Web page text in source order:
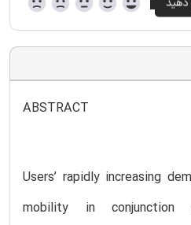
ABSTRACT
Users’ rapidly increasing
mobility in